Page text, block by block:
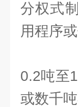
分权式
用程序
分
0.2吨至
或数千吨